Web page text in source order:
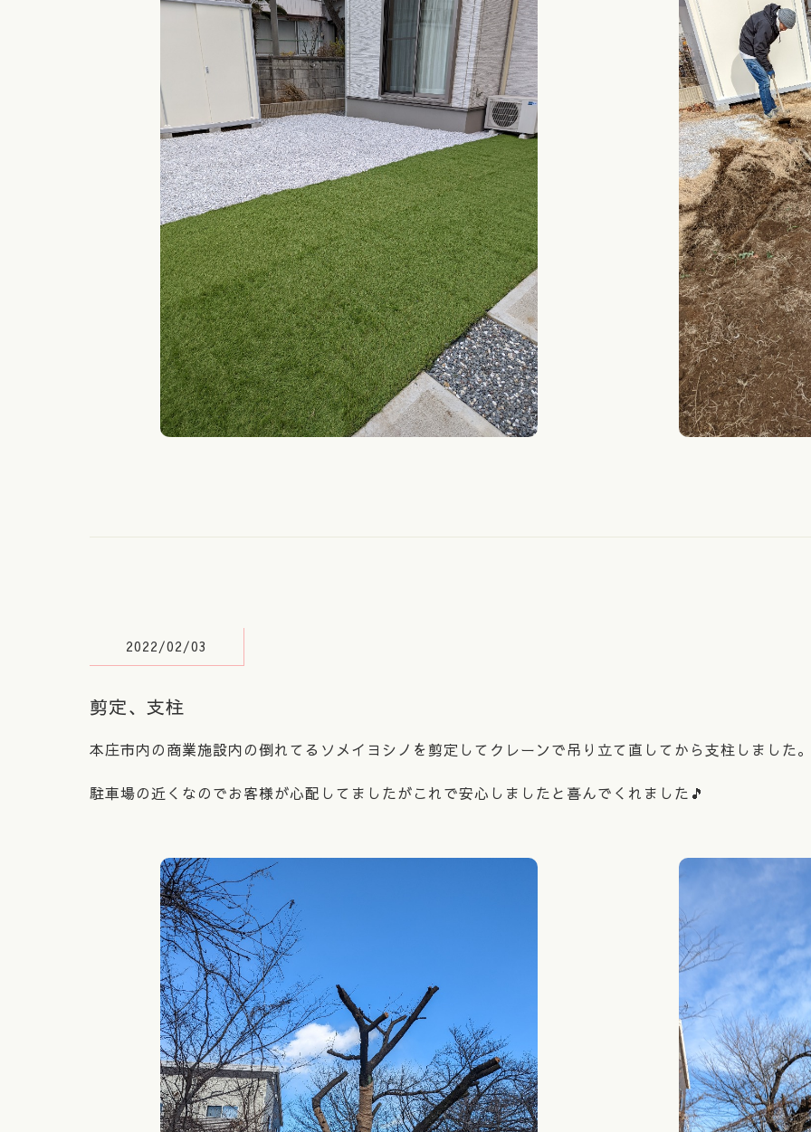
2022/02/03
剪定、支柱
本庄市内の商業施設内の倒れてるソメイヨシノを剪定してクレーンで吊り立て直してから支柱しました
駐車場の近くなのでお客様が心配してましたがこれで安心しましたと喜んでくれました🎵